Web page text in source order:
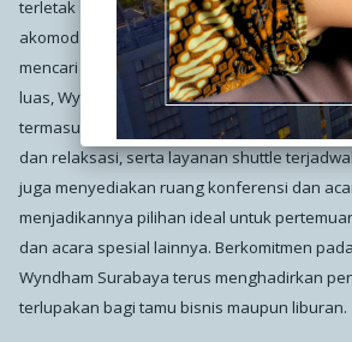
terletak strategis di jantung kota Surabaya,
akomodasi elegan dan layanan berkelas
mencari kenyamanan maksimal. Memiliki
luas, Wyndham Surabaya juga dilengkapi
termasuk restoran dan lounge, kolam
dan relaksasi, serta layanan shuttle
juga menyediakan ruang konferensi dan
menjadikannya pilihan ideal untuk
dan acara spesial lainnya. Berkomitmen
Wyndham Surabaya terus menghadirkan
terlupakan bagi tamu bisnis maupun liburan.